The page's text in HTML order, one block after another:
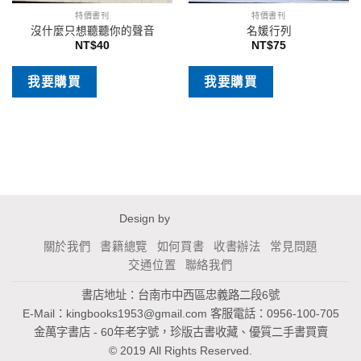
特價書刊
沒什麼只想聽聽你的聲音
NT$40
我要購買
特價書刊
名媛行列
NT$75
我要購買
Design by
關於我們 書籍總覽 如何買書 收書辦法
常見問題
交通位置
聯絡我們
書店地址：台南市中西區忠義路二段6號
E-Mail： kingbooks1953@gmail.com 客服電話：0956-100-705
金萬字書店 - 60年老字號，珍版古書收藏、優質二手書買賣
© 2019 All Rights Reserved.